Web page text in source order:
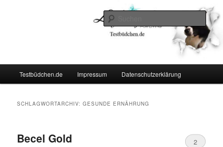
Testbüdchen.de Impressum Datenschutzerklärung
SCHLAGWORTARCHIV:GESUNDE ERNÄHRUNG
Becel Gold 2